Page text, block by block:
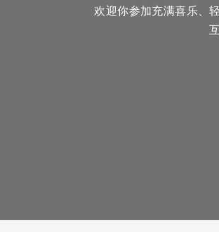
欢迎你参加充满喜乐、